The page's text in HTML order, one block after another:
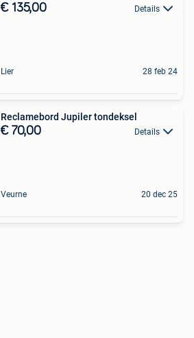
€ 135,00 Details
Lier 28 feb 24
Reclamebord Jupiler tondeksel
€ 70,00 Details
Veurne 20 dec 25